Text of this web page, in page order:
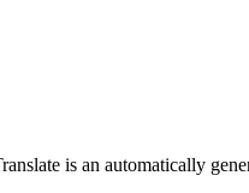
is an automatically